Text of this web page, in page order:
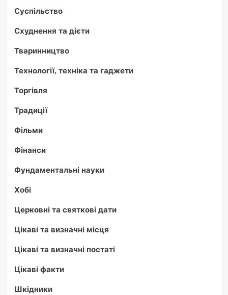
Суспільство
Схуднення та дієти
Тваринництво
Технології, техніка та гаджети
Торгівля
Традиції
Фільми
Фінанси
Фундаментальні науки
Хобі
Церковні та святкові дати
Цікаві та визначні місця
Цікаві та визначні постаті
Цікаві факти
Шкідники